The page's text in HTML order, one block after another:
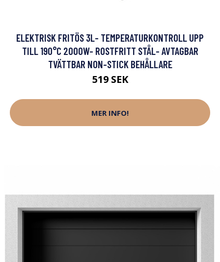
ELEKTRISK FRITÖS 3L- TEMPERATURKONTROLL UPP
TILL 190°C 2000W- ROSTFRITT STÅL- AVTAGBAR
TVÄTTBAR NON-STICK BEHÅLLARE
519 SEK
MER INFO!